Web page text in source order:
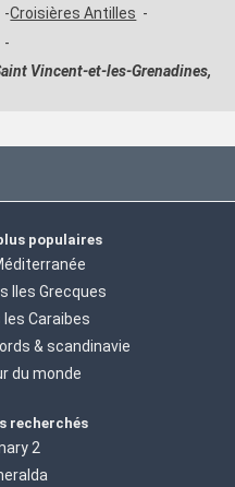
Croisières Antilles
Vincent-et-les-Grenadines,
populaires
Iles Grecques
Caraibes
& scandinavie
du monde
recherchés
2